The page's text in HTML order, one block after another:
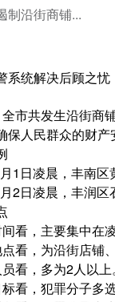
制沿街商铺...
系统解决后顾之忧
市共发生沿街商
保人民群众的财产
1日凌晨，丰南区
2日凌晨，丰润区
看，主要集中在
看，为沿街店铺、
看，多为2人以上。
看，犯罪分子多